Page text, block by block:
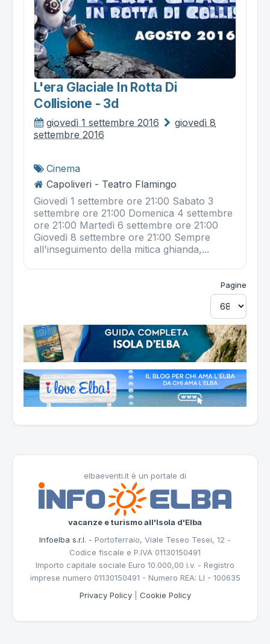
L'era Glaciale In Rotta Di
Collisione - 3d
giovedì 1 settembre 2016
giovedì 8
settembre 2016
Cinema
Capoliveri - Teatro Flamingo
Giovedì 1 settembre ore 21:00 Sabato 3
settembre ore 21:00 Domenica 4 settembre
ore 21:00 Martedì 6 settembre ore 21:00
Giovedì 8 settembre ore 21:00 Sempre
all'inseguimento della mitica ghianda,...
Pagine
elbaeventi.it è un portale di
vacanze e turismo all'Isola d'Elba
Infoelba s.r.l. - Portoferraio, Viale Teseo Tesei, 12 -
Codice fiscale e P.IVA 01130150491
Importo capitale sociale Euro 10.000,00 i.v. - Registro
imprese numero 01130150491 - Numero REA: LI - 100635
Privacy Policy| Cookie Policy